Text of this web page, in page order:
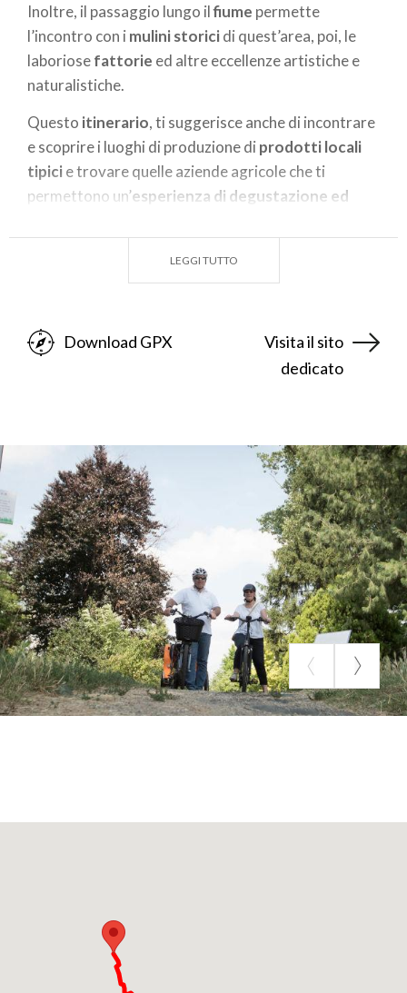
Inoltre, il passaggio lungo ilfiume permette
l’incontro con i mulini storicidi quest’area, poi, le
laboriosefattorie ed altre eccellenze artistiche e
naturalistiche.
Questo itinerario, ti suggerisce anche di incontrare
e scoprire i luoghi di produzione di prodotti locali
tipicie trovare quelle aziende agricole che ti
permettono un’esperienza di degustazione ed
tuo gusto, di visitare iristoranti
Durante l’anno non mancano
eventi che animano il
territorio, sempre all’insegna della
: vuoi
che si tratti di momenti di show cooking o mercati
Nel suo percorso, si incrociano anche lo storico
percorso della corsa campestre internazionale
“Cinque Mulini”, l’alzaia del Canale Villoresie la
rete delleciclabili dell’Alto Milaneseper alcune
interessanti varianti sul tema.
-
FOTO VISORE E GALLERY: POLI HOTEL DI SAN VITTORE
OLONA (MI) - POLIHOTEL.IT
LEGGI TUTTO
Download GPX
Visita il sito
dedicato